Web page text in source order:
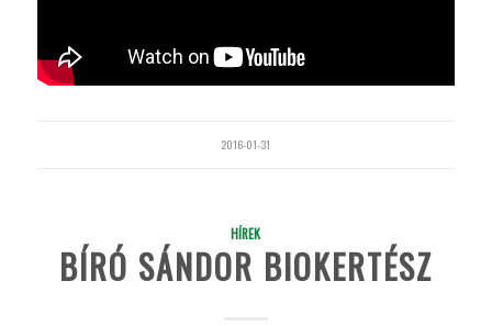
2016-01-31
HÍREK
BÍRÓ SÁNDOR BIOKERTÉSZ